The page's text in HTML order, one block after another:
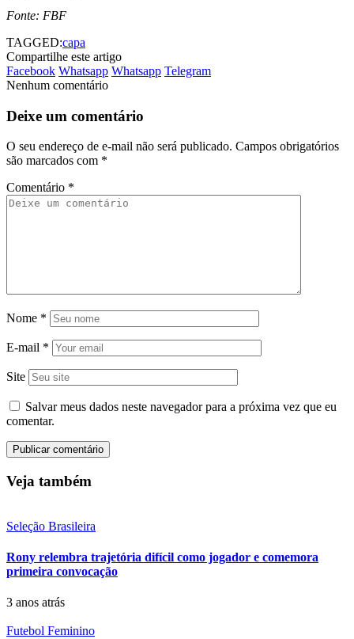
Fonte: FBF
TAGGED:capa
Compartilhe este artigo
Facebook Whatsapp Whatsapp Telegram
Nenhum comentário
Deixe um comentário
O seu endereço de e-mail não será publicado. Campos obrigatórios
são marcados com *
Comentário *
Nome *
E-mail *
Site
Salvar meus dados neste navegador para a próxima vez que eu
comentar.
Veja também
Seleção Brasileira
Rony relembra trajetória difícil como jogador e comemora
primeira convocação
3 anos atrás
Futebol Feminino